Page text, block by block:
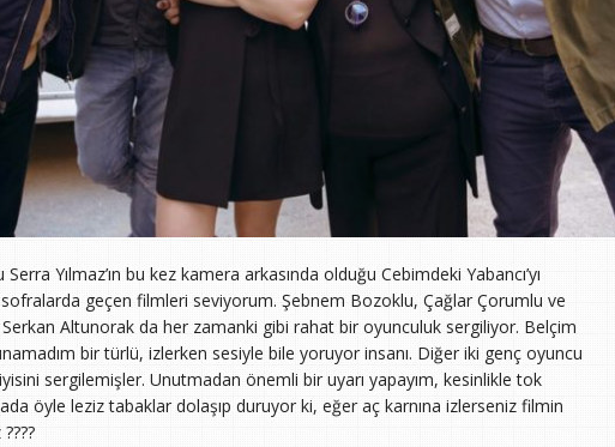
Yılmaz’ın bu kez kamera arkasında olduğu Cebimdeki Yabancı’yı
geçen filmleri seviyorum. Şebnem Bozoklu, Çağlar Çorumlu ve
Altunorak da her zamanki gibi rahat bir oyunculuk sergiliyor. Belçim
bir türlü, izlerken sesiyle bile yoruyor insanı. Diğer iki genç oyuncu
sergilemişler. Unutmadan önemli bir uyarı yapayım, kesinlikle tok
öyle leziz tabaklar dolaşıp duruyor ki, eğer aç karnına izlerseniz filmin